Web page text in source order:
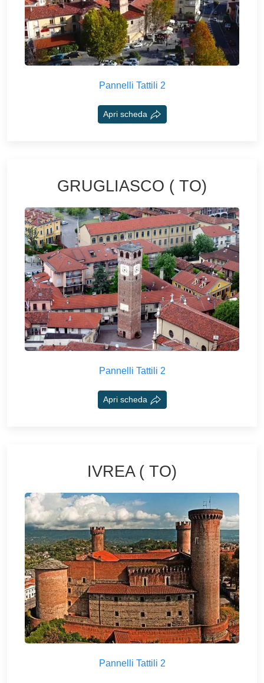
Pannelli Tattili 2
Apri scheda
GRUGLIASCO ( TO)
Pannelli Tattili 2
Apri scheda
IVREA ( TO)
Pannelli Tattili 2